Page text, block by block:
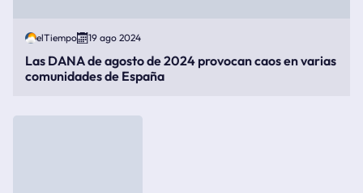
elTiempo 19 ago 2024
Las DANA de agosto de 2024 provocan caos en varias
comunidades de España